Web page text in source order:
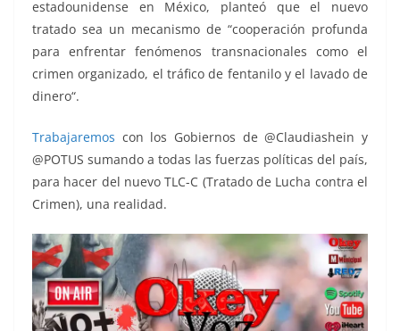
estadounidense en México, planteó que el nuevo
tratado sea un mecanismo de “cooperación profunda
para enfrentar fenómenos transnacionales como el
crimen organizado, el tráfico de fentanilo y el lavado de
dinero“.
Trabajaremos con los Gobiernos de @Claudiashein y
@POTUS sumando a todas las fuerzas políticas del país,
para hacer del nuevo TLC-C (Tratado de Lucha contra el
Crimen), una realidad.